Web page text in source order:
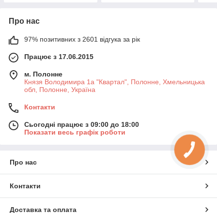
Про нас
97% позитивних з 2601 відгука за рік
Працює з 17.06.2015
м. Полонне
Князя Володимира 1а "Квартал", Полонне, Хмельницька
обл, Полонне, Україна
Контакти
Сьогодні працює з 09:00 до 18:00
Показати весь графік роботи
Про нас
Контакти
Доставка та оплата